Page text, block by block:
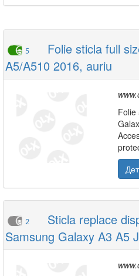
5
Folie sticla full
A5/A510 2016, auriu
Folie
2
Sticla replace
Samsung Galaxy A3 A5